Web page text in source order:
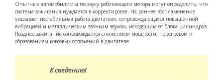
Опытные автомобилисты по звуку работающего мотора могут определить, что
система зажигания нуждается в корректировке. На раннее воспламенение
указывает нестабильная работа двигателя, сопровождающаяся повышенной
вибрацией и металлическим звонким звуком, исходящим от блока цилиндров.
Позднее зажигание сопровождается снижением мощности, перегревом и
образованием коксовых отложений в двигателе.
К сведению!